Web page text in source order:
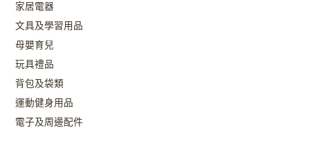
家居電器
文具及學習用品
母嬰育兒
玩具禮品
背包及袋類
運動健身用品
電子及周邊配件